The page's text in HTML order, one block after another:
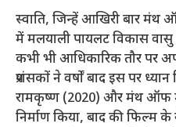
स्वाति, जिन्हें आखिरी बार मंथ
में मलयाली पायलट विकास वासु
कभी भी आधिकारिक तौर पर
प्रशंसकों ने वर्षों बाद इस पर
रामकृष्ण (2020) और मंथ ऑफ
निर्माण किया, बाद की फिल्म